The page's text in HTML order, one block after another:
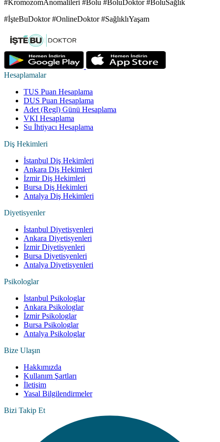
#KromozomAnomalileri #Bolu #BoluDoktor #BoluSağlık
#İşteBuDoktor #OnlineDoktor #SağlıklıYaşam
Hesaplamalar
TUS Puan Hesaplama
DUS Puan Hesaplama
Adet (Regl) Günü Hesaplama
VKI Hesaplama
Su İhtiyacı Hesaplama
Diş Hekimleri
İstanbul Diş Hekimleri
Ankara Diş Hekimleri
İzmir Diş Hekimleri
Bursa Diş Hekimleri
Antalya Diş Hekimleri
Diyetisyenler
İstanbul Diyetisyenleri
Ankara Diyetisyenleri
İzmir Diyetisyenleri
Bursa Diyetisyenleri
Antalya Diyetisyenleri
Psikologlar
İstanbul Psikologlar
Ankara Psikologlar
İzmir Psikologlar
Bursa Psikologlar
Antalya Psikologlar
Bize Ulaşın
Hakkımızda
Kullanım Şartları
İletişim
Yasal Bilgilendirmeler
Bizi Takip Et